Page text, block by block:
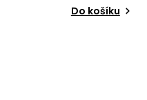
Do košíku